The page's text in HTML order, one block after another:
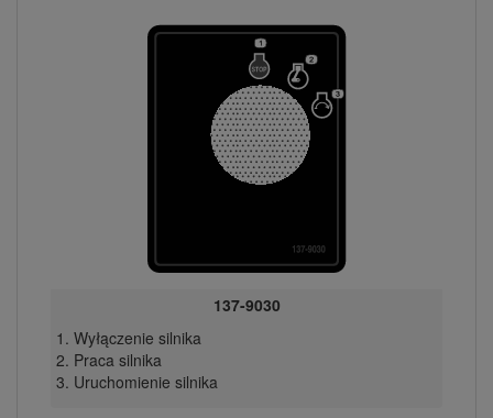
137-9030
Wyłączenie silnika
Praca silnika
Uruchomienie silnika